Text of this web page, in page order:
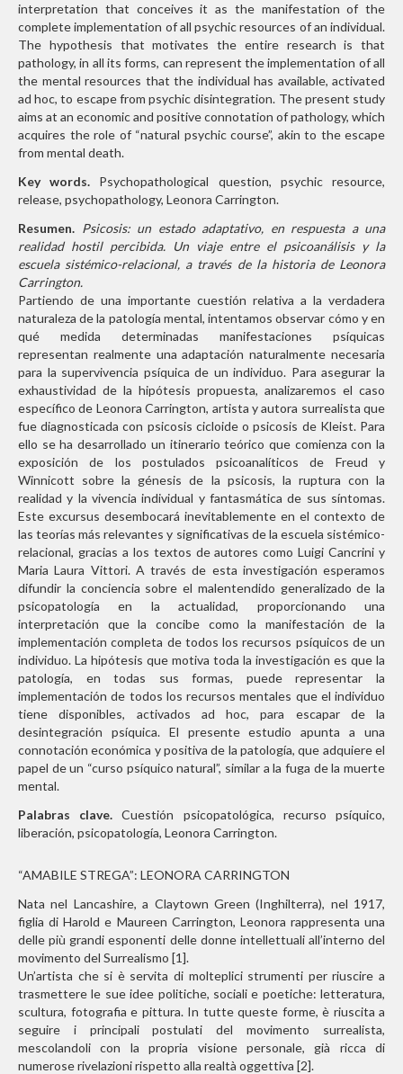
interpretation that conceives it as the manifestation of the
complete implementation of all psychic resources of an individual.
The hypothesis that motivates the entire research is that
pathology, in all its forms, can represent the implementation of all
the mental resources that the individual has available, activated
ad hoc, to escape from psychic disintegration. The present study
aims at an economicand positive connotation of pathology, which
acquires the role of “natural psychic course”, akin to the escape
from mental death.
Key words. Psychopathological question, psychicresource,
release, psychopathology, Leonora Carrington.
Resumen. Psicosis: un estado adaptativo, en respuesta a una
realidad hostil percibida. Un viaje entre el psicoanálisis y la
escuela sistémico-relacional, a través de la historia de Leonora
Carrington.
Partiendo de una importante cuestión relativa a la verdadera
naturaleza de la patología mental, intentamos observar cómo y en
qué medida determinadas manifestaciones psíquicas
representan realmente una adaptación naturalmente necesaria
para la supervivencia psíquica de un individuo. Para asegurar la
exhaustividad de la hipótesis propuesta, analizaremos el caso
específico de Leonora Carrington, artista y autora surrealista que
fue diagnosticada con psicosis cicloide o psicosis de Kleist. Para
ello se ha desarrollado un itinerario teórico que comienza con la
exposición de los postulados psicoanalíticos de Freud y
Winnicott sobre la génesis de la psicosis, la ruptura con la
realidad y la vivencia individual y fantasmática de sus síntomas.
Este excursus desembocará inevitablemente en el contexto de
las teorías más relevantes y significativas de la escuela sistémico-
relacional, gracias a los textos de autores como Luigi Cancrini y
Maria Laura Vittori. A través de esta investigación esperamos
difundir la conciencia sobre el malentendido generalizado de la
psicopatología en la actualidad, proporcionando una
interpretación que la concibe como la manifestación de la
implementación completa de todos los recursos psíquicos de un
individuo. La hipótesis que motiva toda la investigación es que la
patología, en todas sus formas, puede representar la
implementación de todos los recursos mentales que el individuo
tiene disponibles, activados ad hoc, para escapar de la
desintegración psíquica. El presente estudio apunta a una
connotación económica y positiva de la patología, que adquiere el
papel de un “curso psíquico natural”, similar a la fuga de la muerte
mental.
Palabras clave. Cuestión psicopatológica, recurso psíquico,
liberación, psicopatología, Leonora Carrington.
“AMABILE STREGA”: LEONORA CARRINGTON
Nata nel Lancashire, a Claytown Green (Inghilterra), nel 1917,
figlia di Harold e Maureen Carrington, Leonora rappresenta una
delle più grandi esponenti delle donne intellettuali all’interno del
movimento del Surrealismo [1].
Un’artista che si èservita di molteplici strumenti per riuscire a
trasmettere le sue idee politiche, sociali e poetiche: letteratura,
scultura, fotografia e pittura. In tutte queste forme, è riuscita a
seguire i principali postulati del movimento surrealista,
mescolandoli con la propria visione personale, già ricca di
numerose rivelazioni rispetto alla realtà oggettiva [2].